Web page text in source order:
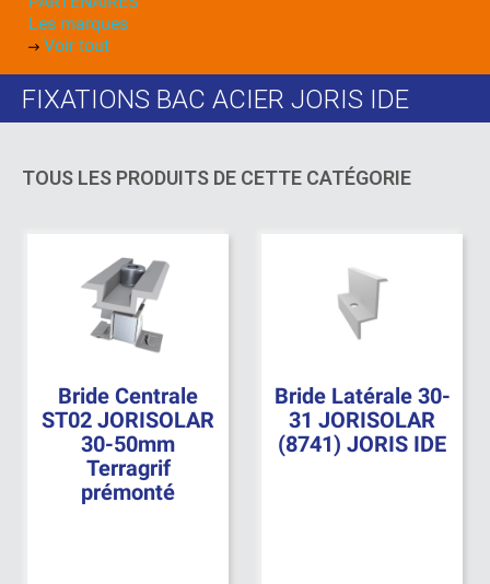
Les marques
Voir tout
FIXATIONS BAC ACIER JORIS IDE
TOUS LES PRODUITS DE CETTE CATÉGORIE
Bride Centrale
ST02 JORISOLAR
30-50mm
Terragrif
prémonté
Bride Latérale 30-
31 JORISOLAR
(8741) JORIS IDE